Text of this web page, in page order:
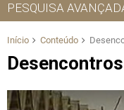
PESQUISA
Início Conteúdo